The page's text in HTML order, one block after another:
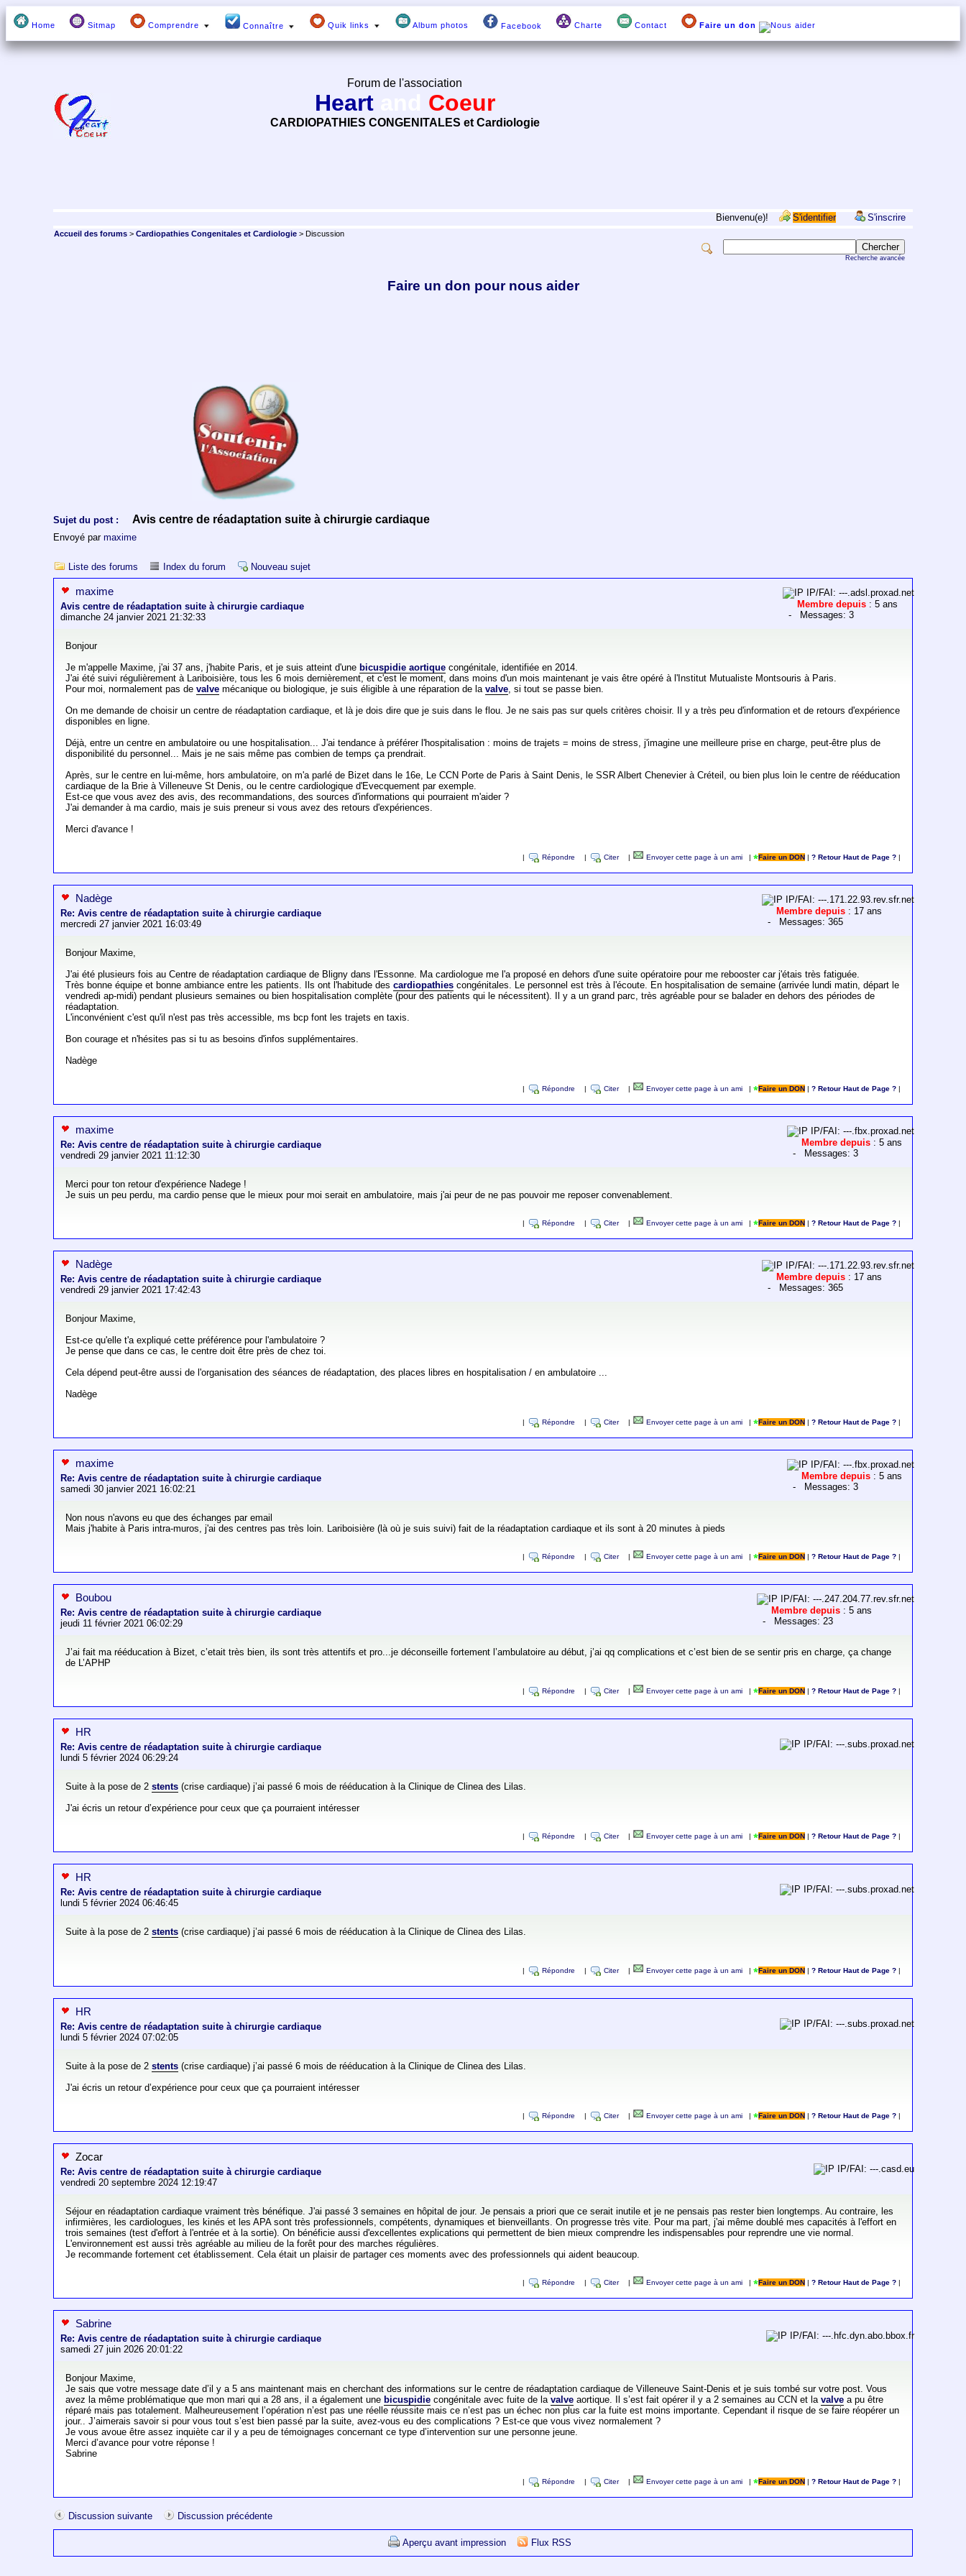
Home Sitmap Comprendre Connaître Quik links Album photos Facebook Charte Contact Faire un don
Forum de l'association
Heart Coeur
CARDIOPATHIES CONGENITALES et Cardiologie
Bienvenu(e)! S'identifier S'inscrire
Accueil des forums >Cardiopathies Congenitales et Cardiologie > Discussion
Recherche avancée
Faire un don pour nous aider
Sujet du post : Avis centre de réadaptation suite à chirurgie cardiaque
Envoyé parmaxime
Liste des forums Index du forum Nouveau sujet
maxime
Avis centre de réadaptation suite à chirurgie cardiaque
dimanche 24 janvier 2021 21:32:33
IP/FAI: ---.adsl.proxad.net
Membre depuis : 5 ans
- Messages: 3
Bonjour
Je m'appelle Maxime, j'ai 37 ans, j'habite Paris, et je suis atteint d'une bicuspidie aortique congénitale, identifiée en 2014.
J'ai été suivi régulièrement à Lariboisière, tous les 6 mois dernièrement, et c'est le moment, dans moins d'un mois maintenant je vais être opéré à l'Institut Mutualiste Montsouris à Paris.
Pour moi, normalement pas devalve mécanique ou biologique, je suis éligible à une réparation de lavalve, si tout se passe bien.
On me demande de choisir un centre de réadaptation cardiaque, et là je dois dire que je suis dans le flou. Je ne sais pas sur quels critères choisir. Il y a très peu d'information et de retours d'expérience
disponibles en ligne.
Déjà, entre un centre en ambulatoire ou une hospitalisation... J'ai tendance à préférer l'hospitalisation : moins de trajets = moins de stress, j'imagine une meilleure prise en charge, peut-être plus de
disponibilité du personnel... Mais je ne sais même pas combien de temps ça prendrait.
Après, sur le centre en lui-même, hors ambulatoire, on m'a parlé de Bizet dans le 16e, Le CCN Porte de Paris à Saint Denis, le SSR Albert Chenevier à Créteil, ou bien plus loin le centre de rééducation
cardiaque de la Brie à Villeneuve St Denis, ou le centre cardiologique d'Evecquement par exemple.
Est-ce que vous avez des avis, des recommandations, des sources d'informations qui pourraient m'aider ?
J'ai demander à ma cardio, mais je suis preneur si vous avez des retours d'expériences.
Merci d'avance !
Répondre Citer Envoyer cette page à un ami| Faire un DON ? Retour Haut de Page ?|
Nadège
Re: Avis centre de réadaptation suite à chirurgie cardiaque
mercredi 27 janvier 2021 16:03:49
IP/FAI: ---.171.22.93.rev.sfr.net
Membre depuis : 17 ans
- Messages: 365
Bonjour Maxime,
J'ai été plusieurs fois au Centre de réadaptation cardiaque de Bligny dans l'Essonne. Ma cardiologue me l'a proposé en dehors d'une suite opératoire pour me rebooster car j'étais très fatiguée.
Très bonne équipe et bonne ambiance entre les patients. Ils ont l'habitude descardiopathies congénitales. Le personnel est très à l'écoute. En hospitalisation de semaine (arrivée lundi matin, départ le
vendredi ap-midi) pendant plusieurs semaines ou bien hospitalisation complète (pour des patients qui le nécessitent). Il y a un grand parc, très agréable pour se balader en dehors des périodes de
réadaptation.
L'inconvénient c'est qu'il n'est pas très accessible, ms bcp font les trajets en taxis.
Bon courage et n'hésites pas si tu as besoins d'infos supplémentaires.
Nadège
Répondre Citer Envoyer cette page à un ami| Faire un DON ? Retour Haut de Page ?|
maxime
Re: Avis centre de réadaptation suite à chirurgie cardiaque
vendredi 29 janvier 2021 11:12:30
IP/FAI: ---.fbx.proxad.net
Membre depuis : 5 ans
- Messages: 3
Merci pour ton retour d'expérience Nadege !
Je suis un peu perdu, ma cardio pense que le mieux pour moi serait en ambulatoire, mais j'ai peur de ne pas pouvoir me reposer convenablement.
Répondre Citer Envoyer cette page à un ami| Faire un DON ? Retour Haut de Page ?|
Nadège
Re: Avis centre de réadaptation suite à chirurgie cardiaque
vendredi 29 janvier 2021 17:42:43
IP/FAI: ---.171.22.93.rev.sfr.net
Membre depuis : 17 ans
- Messages: 365
Bonjour Maxime,
Est-ce qu'elle t'a expliqué cette préférence pour l'ambulatoire ?
Je pense que dans ce cas, le centre doit être près de chez toi.
Cela dépend peut-être aussi de l'organisation des séances de réadaptation, des places libres en hospitalisation / en ambulatoire ...
Nadège
Répondre Citer Envoyer cette page à un ami| Faire un DON ? Retour Haut de Page ?|
maxime
Re: Avis centre de réadaptation suite à chirurgie cardiaque
samedi 30 janvier 2021 16:02:21
IP/FAI: ---.fbx.proxad.net
Membre depuis : 5 ans
- Messages: 3
Non nous n'avons eu que des échanges par email
Mais j'habite à Paris intra-muros, j'ai des centres pas très loin. Lariboisière (là où je suis suivi) fait de la réadaptation cardiaque et ils sont à 20 minutes à pieds
Répondre Citer Envoyer cette page à un ami| Faire un DON ? Retour Haut de Page ?|
Boubou
Re: Avis centre de réadaptation suite à chirurgie cardiaque
jeudi 11 février 2021 06:02:29
IP/FAI: ---.247.204.77.rev.sfr.net
Membre depuis : 5 ans
- Messages: 23
J’ai fait ma rééducation à Bizet, c’etait très bien, ils sont très attentifs et pro...je déconseille fortement l’ambulatoire au début, j’ai qq complications et c’est bien de se sentir pris en charge, ça change
de L’APHP
Répondre Citer Envoyer cette page à un ami| Faire un DON ? Retour Haut de Page ?|
HR
Re: Avis centre de réadaptation suite à chirurgie cardiaque
lundi 5 février 2024 06:29:24
IP/FAI: ---.subs.proxad.net
Suite à la pose de 2stents (crise cardiaque) j’ai passé 6 mois de rééducation à la Clinique de Clinea des Lilas.
J'ai écris un retour d’expérience pour ceux que ça pourraient intéresser
Répondre Citer Envoyer cette page à un ami| Faire un DON ? Retour Haut de Page ?|
HR
Re: Avis centre de réadaptation suite à chirurgie cardiaque
lundi 5 février 2024 06:46:45
IP/FAI: ---.subs.proxad.net
Suite à la pose de 2stents (crise cardiaque) j’ai passé 6 mois de rééducation à la Clinique de Clinea des Lilas.
Répondre Citer Envoyer cette page à un ami| Faire un DON ? Retour Haut de Page ?|
HR
Re: Avis centre de réadaptation suite à chirurgie cardiaque
lundi 5 février 2024 07:02:05
IP/FAI: ---.subs.proxad.net
Suite à la pose de 2stents (crise cardiaque) j’ai passé 6 mois de rééducation à la Clinique de Clinea des Lilas.
J'ai écris un retour d’expérience pour ceux que ça pourraient intéresser
Répondre Citer Envoyer cette page à un ami| Faire un DON ? Retour Haut de Page ?|
Zocar
Re: Avis centre de réadaptation suite à chirurgie cardiaque
vendredi 20 septembre 2024 12:19:47
IP/FAI: ---.casd.eu
Séjour en réadaptation cardiaque vraiment très bénéfique. J'ai passé 3 semaines en hôpital de jour. Je pensais a priori que ce serait inutile et je ne pensais pas rester bien longtemps. Au contraire, les
infirmières, les cardiologues, les kinés et les APA sont très professionnels, compétents, dynamiques et bienveillants. On progresse très vite. Pour ma part, j'ai même doublé mes capacités à l'effort en
trois semaines (test d'effort à l'entrée et à la sortie). On bénéficie aussi d'excellentes explications qui permettent de bien mieux comprendre les indispensables pour reprendre une vie normal.
L'environnement est aussi très agréable au milieu de la forêt pour des marches régulières.
Je recommande fortement cet établissement. Cela était un plaisir de partager ces moments avec des professionnels qui aident beaucoup.
Répondre Citer Envoyer cette page à un ami| Faire un DON ? Retour Haut de Page ?|
Sabrine
Re: Avis centre de réadaptation suite à chirurgie cardiaque
samedi 27 juin 2026 20:01:22
IP/FAI: ---.hfc.dyn.abo.bbox.fr
Bonjour Maxime,
Je sais que votre message date d’il y a 5 ans maintenant mais en cherchant des informations sur le centre de réadaptation cardiaque de Villeneuve Saint-Denis et je suis tombé sur votre post. Vous
avez la même problématique que mon mari qui a 28 ans, il a également une bicuspidie congénitale avec fuite de lavalve aortique. Il s’est fait opérer il y a 2 semaines au CCN et lavalve a pu être
réparé mais pas totalement. Malheureusement l’opération n’est pas une réelle réussite mais ce n’est pas un échec non plus car la fuite est moins importante. Cependant il risque de se faire réopérer un
jour.. J’aimerais savoir si pour vous tout s’est bien passé par la suite, avez-vous eu des complications ? Est-ce que vous vivez normalement ?
Je vous avoue être assez inquiète car il y a peu de témoignages concernant ce type d’intervention sur une personne jeune.
Merci d’avance pour votre réponse !
Sabrine
Répondre Citer Envoyer cette page à un ami| Faire un DON ? Retour Haut de Page ?|
Discussion suivante Discussion précédente
Aperçu avant impression Flux RSS